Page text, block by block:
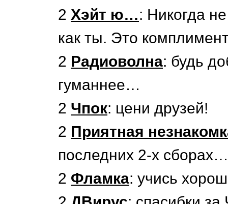
2 Хэйт ю…: Никогда
как ты. Это
2 Радиоволна: будь
гуманнее…
2 Чпок: цени друзей!
2 Приятная
последних 2-х сборах…
2 Фламка: учись